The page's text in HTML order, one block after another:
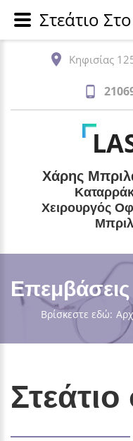
Κηφισίας
Χάρης
Χειρουργός
Επεμβάσεις
Βρίσκεστε εδώ: